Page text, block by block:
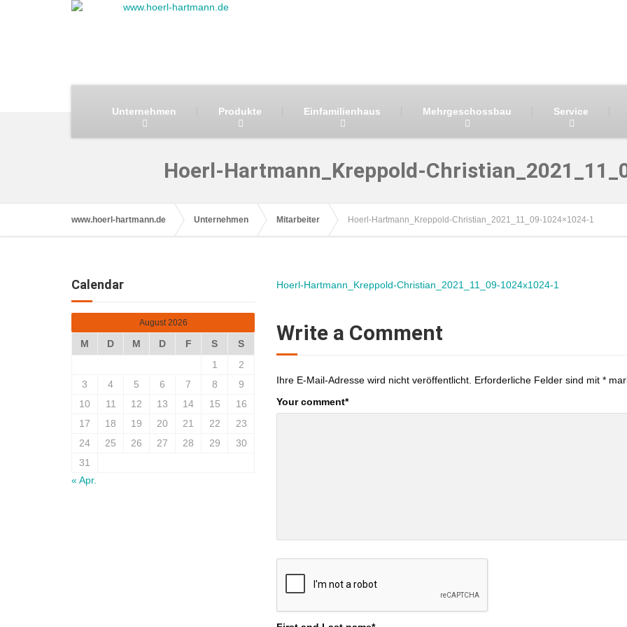
Unternehmen Produkte Einfamilienhaus Mehrgeschossbau Service
Hoerl-Hartmann_Kreppold-
www.hoerl-hartmann.de Unternehmen Mitarbeiter Hoerl-Hartmann_Kreppold-Christian_2021_11_09-1024×1024-1
Hoerl-Hartmann_Kreppold-Christian_2021_11_09-1024x1024-1
Write a Comment
Ihre E-Mail-Adresse wird nicht veröffentlicht. Erforderliche Felder sind mit *
Your comment*
Calendar
August 2026
M D M D F S
S
1
2
3
4 5 6 7 8
9
10
11 12 13 14 15
16
17
18 19 20 21 22
23
24
25 26 27 28 29
30
31
« Apr.